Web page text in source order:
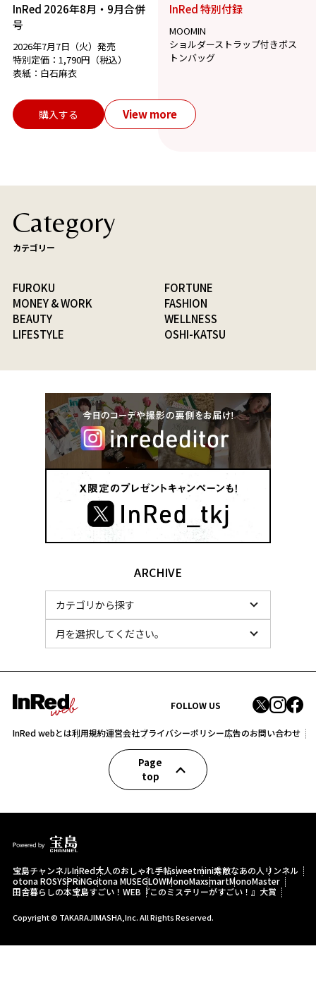
InRed 2026年8月・9月合併
号
2026年7月7日（火）発売
特別定価：1,790円（税込）
表紙：白石麻衣
InRed 特別付録
MOOMIN
ショルダーストラップ付きボス
トンバッグ
購入する View more
Category
カテゴリー
FUROKU
FORTUNE
MONEY & WORK
FASHION
BEAUTY
WELLNESS
LIFESTYLE
OSHI-KATSU
ARCHIVE
FOLLOW US
InRed webとは利用規約運営会社プライバシーポリシー広告のお問い合わせ
Page
top
宝島チャンネルInRed大人のおしゃれ手帖sweetmini素敵なあの人 リンネル
otona ROSYSPRiNGotona MUSEGLOWMonoMaxsmartMonoMaster
田舎暮らしの本宝島すごい！WEB 『このミステリーがすごい！』大賞
Copyright © TAKARAJIMASHA,Inc. All Rights Reserved.